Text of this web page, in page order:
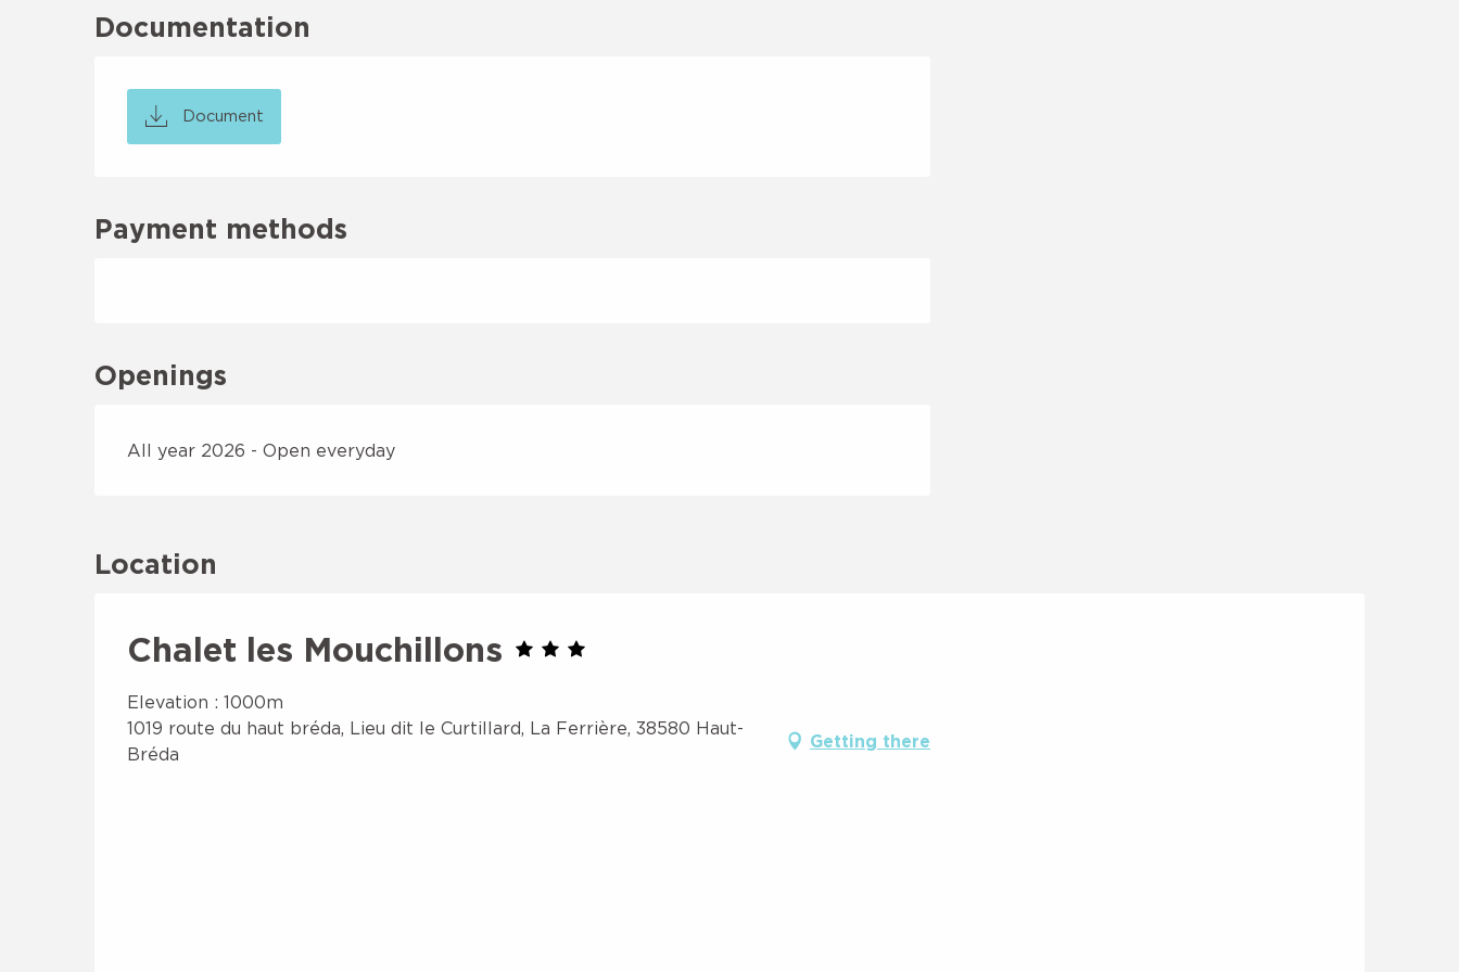
Documentation
Document
Payment methods
Openings
All year 2026 - Open everyday
Location
Chalet les Mouchillons
Elevation : 1000m
1019 route du haut bréda, Lieu dit le Curtillard, La Ferrière, 38580 Haut-
Bréda
Getting there